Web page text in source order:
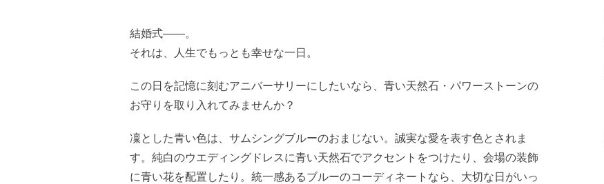
結婚式——。
それは、人生でもっとも幸せな一日。
この日を記憶に刻むアニバーサリーにしたいなら、青い天然石・パワーストーンの
お守りを取り入れてみませんか？
凜とした青い色は、サムシングブルーのおまじない。誠実な愛を表す色とされま
す。純白のウエディングドレスに青い天然石でアクセントをつけたり、会場の装飾
に青い花を配置したり。統一感あるブルーのコーディネートなら、大切な日がいっ